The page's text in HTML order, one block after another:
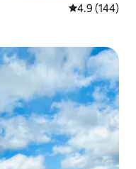
Calificación
4.9 (144)